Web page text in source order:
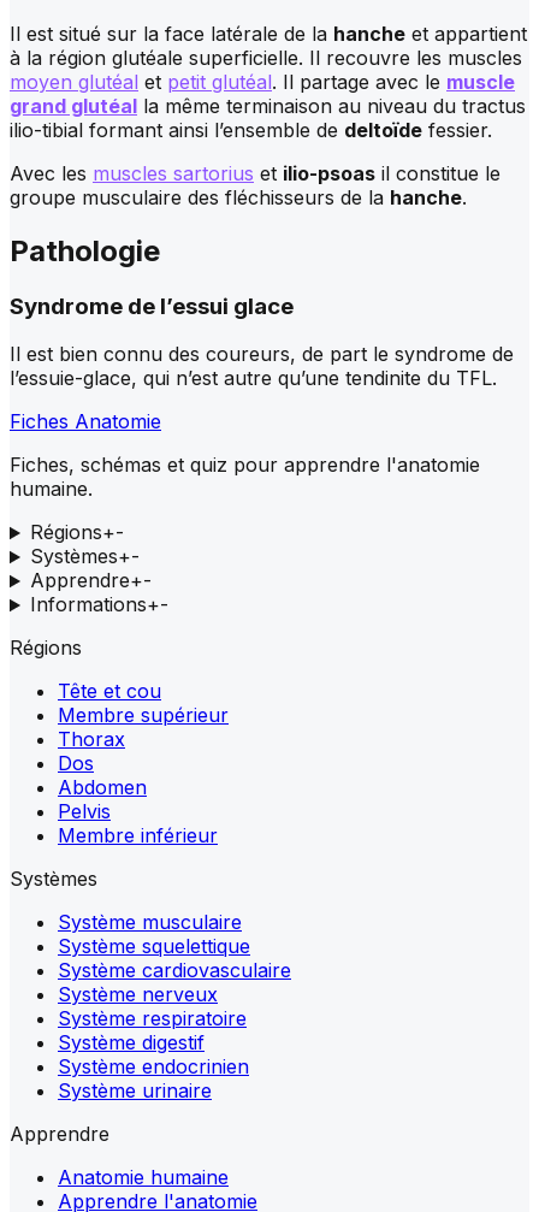
Il est situé sur la face latérale de la hanche et appartient
à la région glutéale superficielle. Il recouvre les muscles
moyen glutéal et petit glutéal. Il partage avec le muscle
grand glutéal la même terminaison au niveau du tractus
ilio-tibial formant ainsi l’ensemble de deltoïde fessier.
Avec les muscles sartorius et ilio-psoas il constitue le
groupe musculaire des fléchisseurs de la hanche.
Pathologie
Syndrome de l’essui glace
Il est bien connu des coureurs, de part le syndrome de
l’essuie-glace, qui n’est autre qu’une tendinite du TFL.
Fiches Anatomie
Fiches, schémas et quiz pour apprendre l'anatomie
humaine.
Régions+-
Systèmes+-
Apprendre+-
Informations+-
Régions
Tête et cou
Membre supérieur
Thorax
Dos
Abdomen
Pelvis
Membre inférieur
Systèmes
Système musculaire
Système squelettique
Système cardiovasculaire
Système nerveux
Système respiratoire
Système digestif
Système endocrinien
Système urinaire
Apprendre
Anatomie humaine
Apprendre l'anatomie